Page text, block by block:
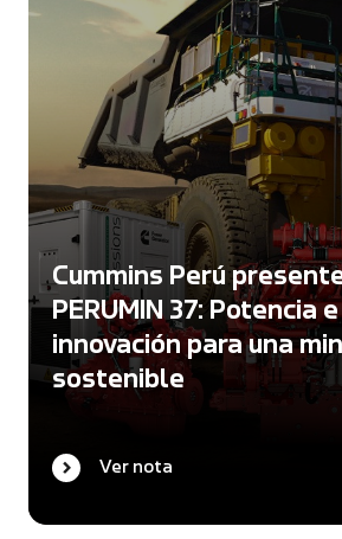
Cummins Perú
PERUMIN 37: Potencia e
innovación para una
sostenible
Ver nota